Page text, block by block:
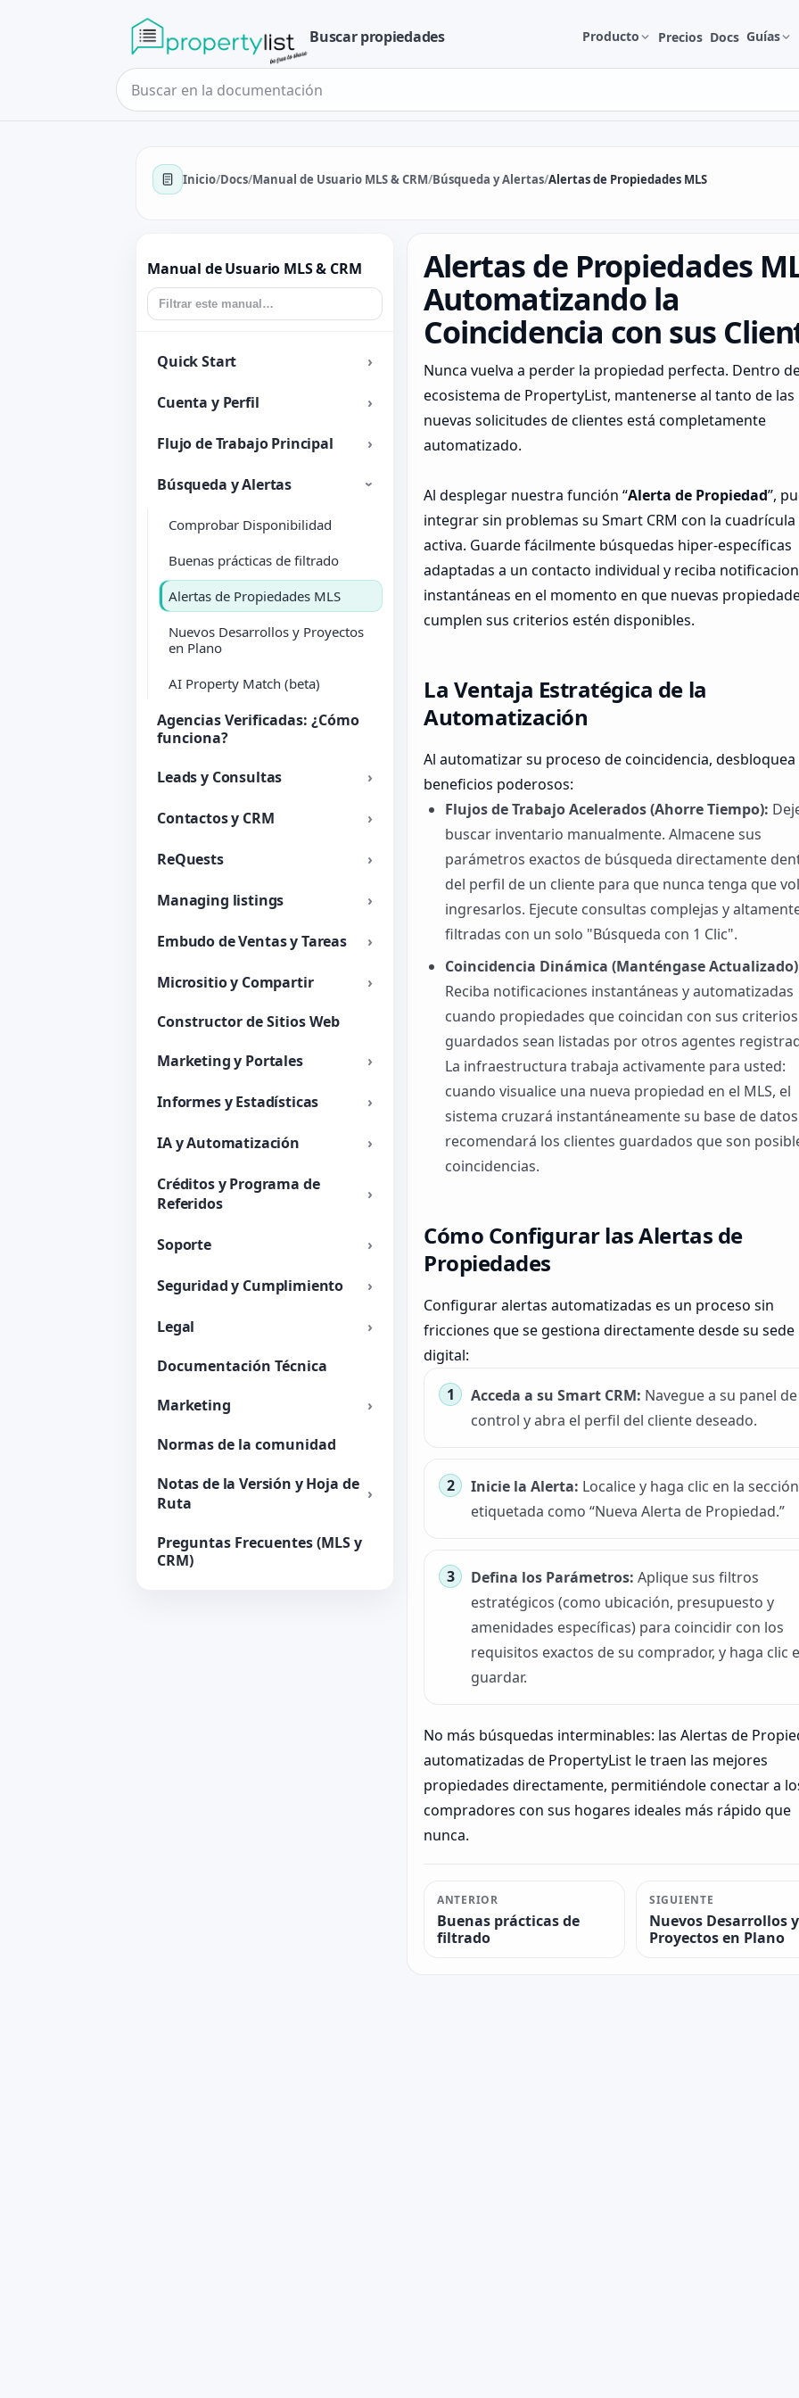
Buscar propiedades Producto Precios Docs Guías
Inicio/Docs/Manual de Usuario MLS & CRM/Búsqueda y Alertas/Alertas de Propiedades MLS
Manual de Usuario MLS & CRM
Quick Start
Cuenta y Perfil
Flujo de Trabajo Principal
Búsqueda y Alertas
Comprobar Disponibilidad
Buenas prácticas de filtrado
Alertas de Propiedades MLS
Nuevos Desarrollos y Proyectos
en Plano
AI Property Match (beta)
Agencias Verificadas: ¿Cómo
funciona?
Leads y Consultas
Contactos y CRM
ReQuests
Managing listings
Embudo de Ventas y Tareas
Micrositio y Compartir
Constructor de Sitios Web
Marketing y Portales
Informes y Estadísticas
IA y Automatización
Créditos y Programa de
Referidos
Soporte
Seguridad y Cumplimiento
Legal
Documentación Técnica
Marketing
Normas de la comunidad
Notas de la Versión y Hoja de
Ruta
Preguntas Frecuentes (MLS y
CRM)
Alertas de Propiedades
Automatizando la
Coincidencia con sus
Nunca vuelva a perder la propiedad perfecta. Dentro
ecosistema de PropertyList, mantenerse al tanto de las
nuevas solicitudes de clientes está completamente
automatizado.
Al desplegar nuestra función “Alerta de Propiedad”,
integrar sin problemas su Smart CRM con la cuadrícula
activa. Guarde fácilmente búsquedas hiper-específicas
adaptadas a un contacto individual y reciba
instantáneas en el momento en que nuevas
cumplen sus criterios estén disponibles.
La Ventaja Estratégica de la
Automatización
Al automatizar su proceso de coincidencia, desbloquea
beneficios poderosos:
Flujos de Trabajo Acelerados (Ahorre Tiempo):
buscar inventario manualmente. Almacene sus
parámetros exactos de búsqueda directamente
del perfil de un cliente para que nunca tenga que
ingresarlos. Ejecute consultas complejas y
filtradas con un solo "Búsqueda con 1 Clic".
Coincidencia Dinámica (Manténgase
Reciba notificaciones instantáneas y automatizadas
cuando propiedades que coincidan con sus criterios
guardados sean listadas por otros agentes
La infraestructura trabaja activamente para usted:
cuando visualice una nueva propiedad en el MLS, el
sistema cruzará instantáneamente su base de
recomendará los clientes guardados que son
coincidencias.
Cómo Configurar las Alertas de
Propiedades
Configurar alertas automatizadas es un proceso sin
fricciones que se gestiona directamente desde su sede
digital:
Acceda a su Smart CRM: Navegue a su panel de
control y abra el perfil del cliente deseado.
Inicie la Alerta: Localice y haga clic en la sección
etiquetada como “Nueva Alerta de Propiedad.”
Defina los Parámetros: Aplique sus filtros
estratégicos (como ubicación, presupuesto y
amenidades específicas) para coincidir con los
requisitos exactos de su comprador, y haga clic
guardar.
No más búsquedas interminables: las Alertas de
automatizadas de PropertyList le traen las mejores
propiedades directamente, permitiéndole conectar a
compradores con sus hogares ideales más rápido que
nunca.
ANTERIOR
Buenas prácticas de
filtrado
SIGUIENTE
Nuevos Desarrollos y
Proyectos en Plano